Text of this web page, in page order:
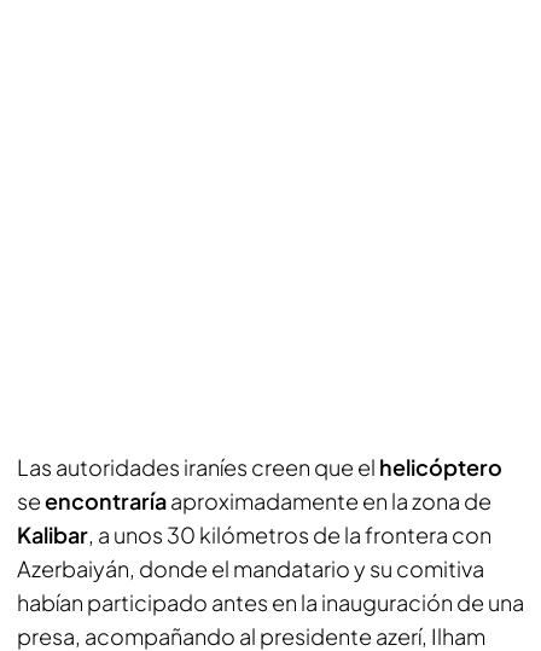
Las autoridades iraníes creen que el helicóptero
seencontraríaaproximadamente en la zona de
Kalibar, a unos 30 kilómetros de la frontera con
Azerbaiyán, donde el mandatario y su comitiva
habían participado antes en la inauguración de una
presa, acompañando al presidente azerí, Ilham